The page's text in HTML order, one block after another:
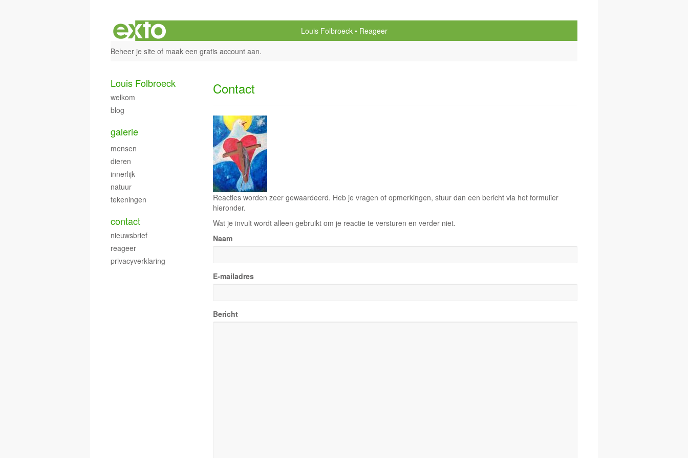
Louis Folbroeck
Reageer
Beheer je site of maak een gratis account aan.
Contact
Reacties worden zeer gewaardeerd. Heb je vragen of opmerkingen, stuur dan een bericht via het formulier
hieronder.
Wat je invult wordt alleen gebruikt om je reactie te versturen en verder niet.
Naam
E-mailadres
Bericht
Louis Folbroeck
welkom
blog
galerie
mensen
dieren
innerlijk
natuur
tekeningen
contact
nieuwsbrief
reageer
privacyverklaring